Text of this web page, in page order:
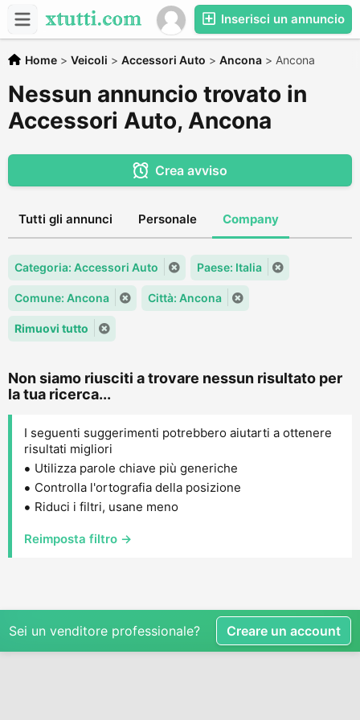
Inserisci un annuncio
Home > Veicoli > Accessori Auto > Ancona > Ancona
Nessun annuncio trovato in
Accessori Auto, Ancona
Crea avviso
Tutti gli annunci Personale Company
Categoria: Accessori Auto Paese: Italia
Comune: Ancona Città: Ancona
Rimuovi tutto
Non siamo riusciti a trovare nessun risultato per
la tua ricerca...
I seguenti suggerimenti potrebbero aiutarti a ottenere
risultati migliori
Utilizza parole chiave più generiche
Controlla l'ortografia della posizione
Riduci i filtri, usane meno
Reimposta filtro →
Sei un venditore professionale? Creare un account